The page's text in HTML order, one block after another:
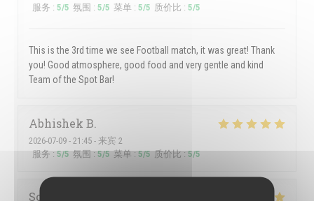
服务 : 5/5 氛围 : 5/5 菜单 : 5/5 质价比 : 5/5
This is the 3rd time we see Football match, it was great! Thank
you! Good atmosphere, good food and very gentle and kind
Team of the Spot Bar!
Abhishek B
2026-07-09 - 21:45 - 来宾 2
服务: 5/5 氛围: 5/5 菜单: 5/5 质价比: 5/5
Sofie